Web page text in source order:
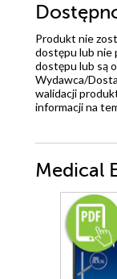
Produkt nie
dostępu lub nie
dostępu lub są
Wydawca/
walidacji
informacji na
Medical